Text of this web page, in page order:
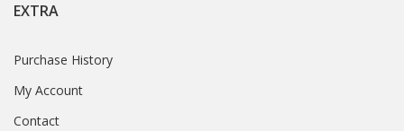
EXTRA
Purchase History
My Account
Contact